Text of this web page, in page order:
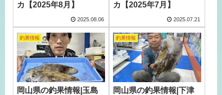
カ【2025年8月】
2025.08.06
カ【2025年7月】
2025.07.21
釣果情報
岡山県の釣果情報|玉島
釣果情報
岡山県の釣果情報|下津